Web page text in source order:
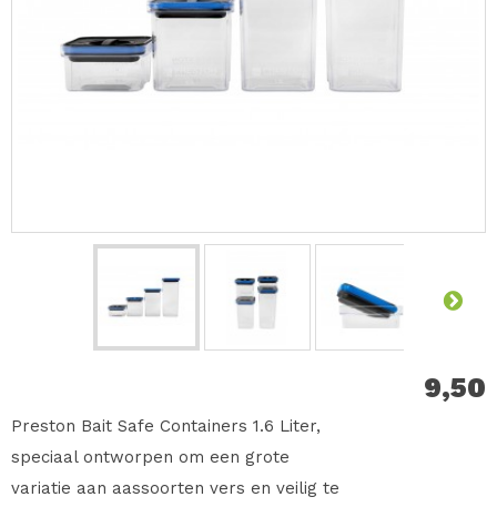
9,50
Preston Bait Safe Containers 1.6 Liter,
speciaal ontworpen om een grote
variatie aan aassoorten vers en veilig te